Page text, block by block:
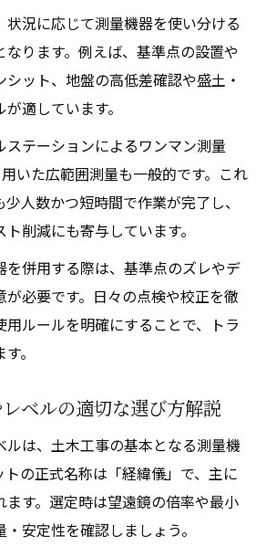
況に応じて測量機器を使い分ける
なります。例えば、基準点の設置や
ット、地盤の高低差確認や盛土・
適しています。
ステーションによるワンマン測量
いた広範囲測量も一般的です。これ
人数かつ短時間で作業が完了し、
削減にも寄与しています。
を併用する際は、基準点のズレやデ
が必要です。日々の点検や校正を徹
ルールを明確にすることで、トラ
。
ベルの適切な選び方解説
ルは、土木工事の基本となる測量機
の正式名称は「経緯儀」で、主に
す。選定時は望遠鏡の倍率や最小
安定性を確認しましょう。